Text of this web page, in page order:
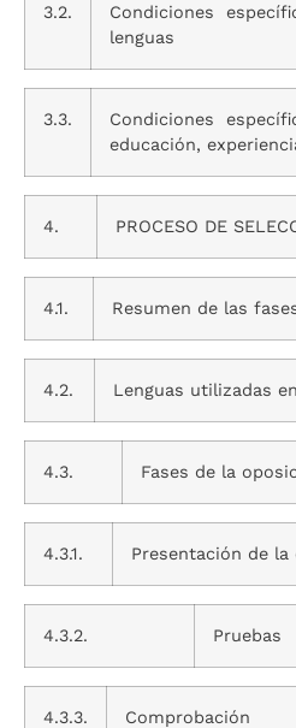
3.2.
Condiciones
lenguas
3.3.
Condiciones
educación,
4. PROCESO DE
4.1. Resumen de las
4.2. Lenguas utilizadas
4.3. Fases de la
4.3.1. Presentación de la
4.3.2. Pruebas
4.3.3.